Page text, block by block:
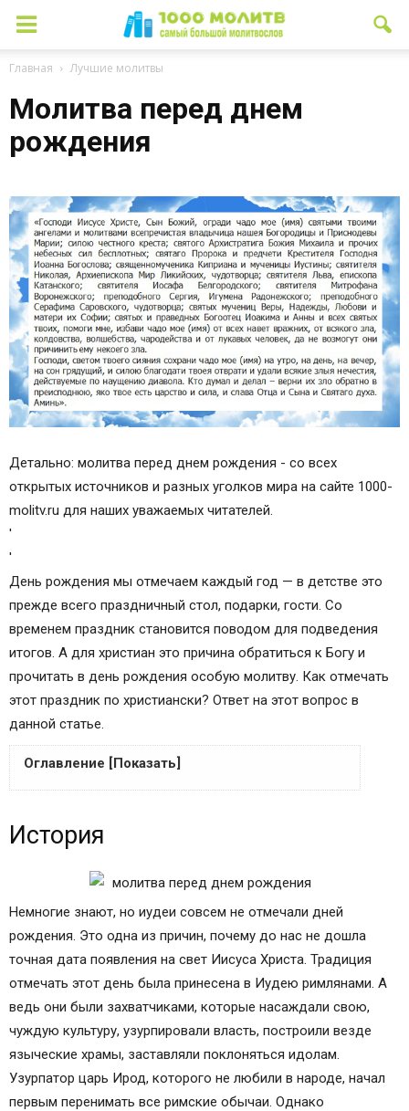
Главная Лучшие молитвы
Молитва перед днем
рождения
Детально: молитва перед днем рождения - со всех
открытых источников и разных уголков мира на сайте 1000-
molitv.ru для наших уважаемых читателей.
'
'
День рождения мы отмечаем каждый год — в детстве это
прежде всего праздничный стол, подарки, гости. Со
временем праздник становится поводом для подведения
итогов. А для христиан это причина обратиться к Богу и
прочитать в день рождения особую молитву. Как отмечать
этот праздник по христиански? Ответ на этот вопрос в
данной статье.
Оглавление [Показать]
Молитва на день рождения, читаемая раз в году
Зачем молиться в день рождения
Слушать молитву на день рождения
Нужно ли молиться ангелу в день рождения
Православная молитва в День рождения.
(оберег)+ МОЛИТВА В СВОЙ ДЕНЬ РОЖДЕНИЯ,
Сильные молитвы, которые читаются один раз
История
Немногие знают, но иудеи совсем не отмечали дней
рождения. Это одна из причин, почему до нас не дошла
точная дата появления на свет Иисуса Христа. Традиция
отмечать этот день была принесена в Иудею римлянами. А
ведь они были захватчиками, которые насаждали свою,
чуждую культуру, узурпировали власть, построили везде
языческие храмы, заставляли поклоняться идолам.
Узурпатор царь Ирод, которого не любили в народе, начал
первым перенимать все римские обычаи. Однако